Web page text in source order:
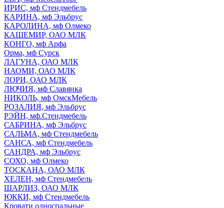
ИРИС, мф Стендмебель
КАРИНА, мф Эльбрус
КАРОЛИНА, мф Олмеко
КАШЕМИР, ОАО МЛК
КОНГО, мф Арфа
Орма, мф Сурск
ЛАГУНА, ОАО МЛК
НАОМИ, ОАО МЛК
ЛОРИ, ОАО МЛК
ЛЮЧИЯ, мф Славянка
НИКОЛЬ, мф ОмскМебель
РОЗАЛИЯ, мф Эльбрус
РЭЙН, мф.Стендмебель
САБРИНА, мф Эльбрус
САЛЬМА, мф Стендмебель
САНСА, мф Стендмебель
САНДРА, мф Эльбрус
СОХО, мф Олмеко
ТОСКАНА, ОАО МЛК
ХЕЛЕН, мф Стендмебель
ШАРЛИЗ, ОАО МЛК
ЮККИ, мф Стендмебель
Кровати односпальные